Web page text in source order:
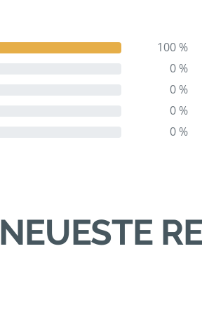
100 %
0 %
0 %
0 %
0 %
NEUESTE